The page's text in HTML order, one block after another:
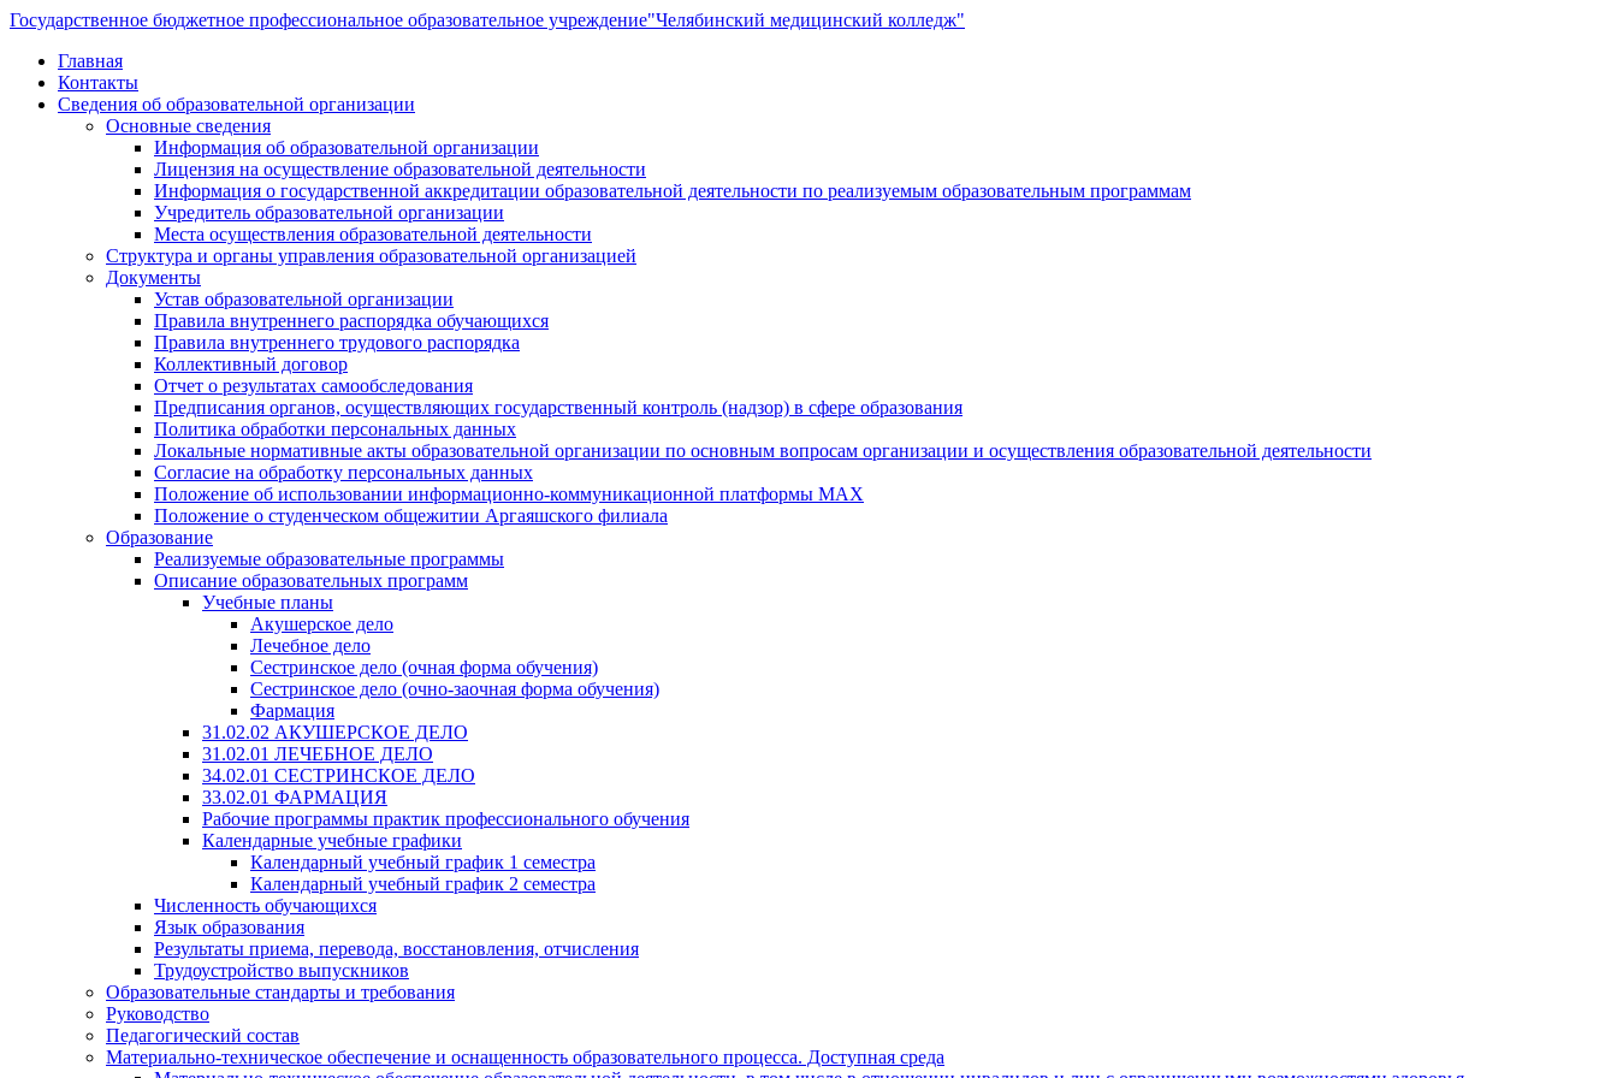
Государственное бюджетное профессиональное образовательное учреждение"Челябинский медицинский колледж"
Главная
Контакты
Сведения об образовательной организации
Основные сведения
Информация об образовательной организации
Лицензия на осуществление образовательной деятельности
Информация о государственной аккредитации образовательной деятельности по реализуемым образовательным программам
Учредитель образовательной организации
Места осуществления образовательной деятельности
Структура и органы управления образовательной организацией
Документы
Устав образовательной организации
Правила внутреннего распорядка обучающихся
Правила внутреннего трудового распорядка
Коллективный договор
Отчет о результатах самообследования
Предписания органов, осуществляющих государственный контроль (надзор) в сфере образования
Политика обработки персональных данных
Локальные нормативные акты образовательной организации по основным вопросам организации и осуществления образовательной деятельности
Согласие на обработку персональных данных
Положение об использовании информационно-коммуникационной платформы MAX
Положение о студенческом общежитии Аргаяшского филиала
Образование
Реализуемые образовательные программы
Описание образовательных программ
Учебные планы
Акушерское дело
Лечебное дело
Сестринское дело (очная форма обучения)
Сестринское дело (очно-заочная форма обучения)
Фармация
31.02.02 АКУШЕРСКОЕ ДЕЛО
31.02.01 ЛЕЧЕБНОЕ ДЕЛО
34.02.01 СЕСТРИНСКОЕ ДЕЛО
33.02.01 ФАРМАЦИЯ
Рабочие программы практик профессионального обучения
Календарные учебные графики
Календарный учебный график 1 семестра
Календарный учебный график 2 семестра
Численность обучающихся
Язык образования
Результаты приема, перевода, восстановления, отчисления
Трудоустройство выпускников
Образовательные стандарты и требования
Руководство
Педагогический состав
Материально-техническое обеспечение и оснащенность образовательного процесса. Доступная среда